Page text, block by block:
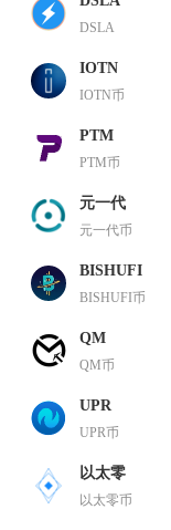
DSLA
IOTN
IOTN币
PTM
PTM币
元一代
元一代币
BISHUFI
BISHUFI币
QM
QM币
UPR
UPR币
以太零
以太零币